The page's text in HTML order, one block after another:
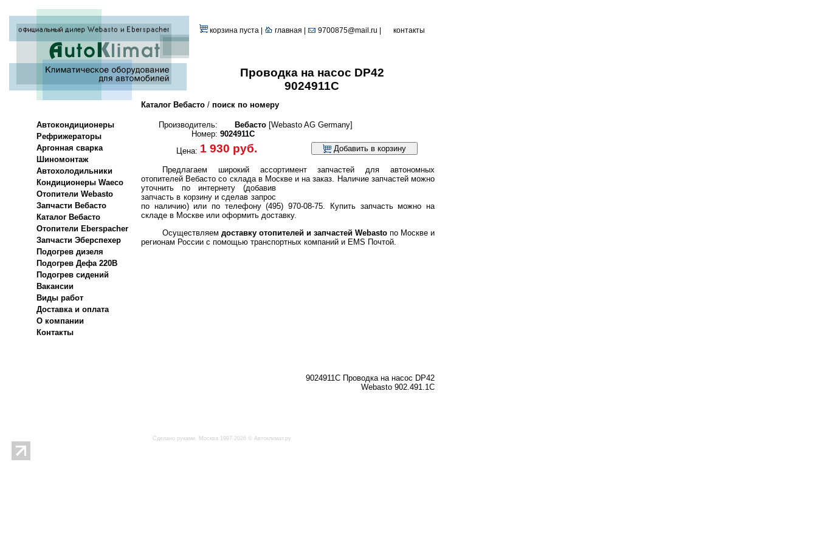
корзина пуста | главная 9700875@mail.ru | контакты
Проводка на насос DP42
9024911C
Автокондиционеры
Рефрижераторы
Аргонная сварка
Шиномонтаж
Автохолодильники
Кондиционеры Waeco
Отопители Webasto
Запчасти Вебасто
Каталог Вебасто
Отопители Eberspacher
Запчасти Эберспехер
Подогрев дизеля
Подогрев Дефа 220В
Подогрев сидений
Вакансии
Виды работ
Доставка и оплата
О компании
Контакты
Каталог Вебасто / поиск по номеру
Производитель:
Номер:
Вебасто [Webasto AG Germany]
9024911C
Цена: 1 930 руб. Добавить в корзину
Предлагаем широкий ассортимент запчастей для автономных
отопителей Вебасто со склада в Москве и на заказ. Наличие запчастей можно
уточнить по интернету (добавив
запчасть в корзину и сделав запрос
по наличию) или по телефону (495) 970-08-75. Купить запчасть можно на
складе в Москве или оформить доставку.
Осуществляем доставку отопителей и запчастей Webasto по Москве и
регионам России с помощью транспортных компаний и EMS Почтой.
9024911C Проводка на насос DP42
Webasto 902.491.1C
Сделано руками. Москва 1997-2026 © Автоклимат.ру